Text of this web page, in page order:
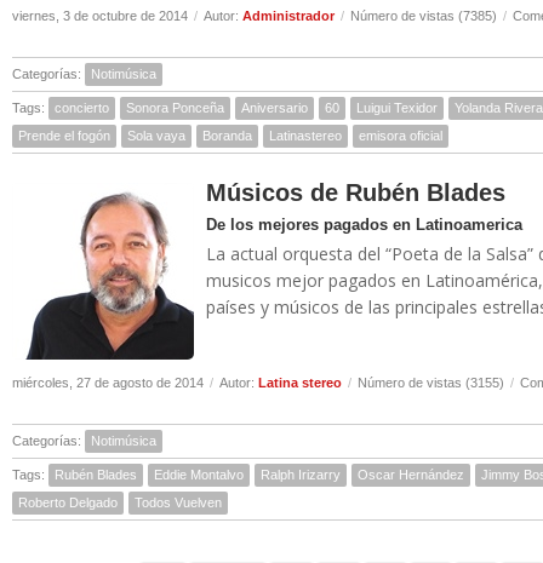
viernes, 3 de octubre de 2014 / Autor: Administrador / Número de vistas (7385) /
Categorías: Notimúsica
Tags: concierto Sonora Ponceña Aniversario 60 Luigui Texidor
Yolanda Rivera
Prende el fogón
Sola vaya Boranda Latinastereo emisora oficial
Músicos de Rubén Blades
De los mejores pagados en Latinoamerica
La actual orquesta del “Poeta de la
musicos mejor pagados en
países y músicos de las principales
miércoles, 27 de agosto de 2014 / Autor: Latina stereo / Número de vistas (3155) /
Categorías: Notimúsica
Tags: Rubén Blades Eddie Montalvo Ralph Irizarry Oscar Hernández
Jimmy
Roberto Delgado
Todos Vuelven